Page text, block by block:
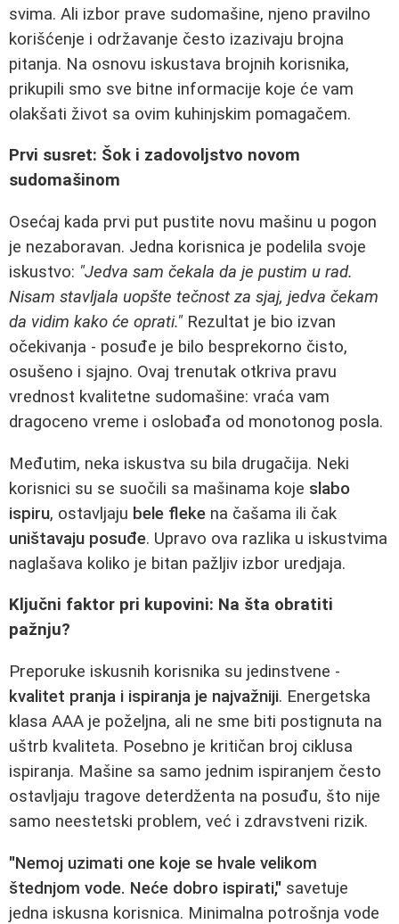
svima. Ali izbor prave sudomašine, njeno pravilno
korišćenje i održavanje često izazivaju brojna
pitanja. Na osnovu iskustava brojnih korisnika,
prikupili smo sve bitne informacije koje će vam
olakšati život sa ovim kuhinjskim pomagačem.
Prvi susret: Šok i zadovoljstvo novom
sudomašinom
Osećaj kada prvi put pustite novu mašinu u pogon
je nezaboravan. Jedna korisnica je podelila svoje
iskustvo: "Jedva sam čekala da je pustim u rad.
Nisam stavljala uopšte tečnost za sjaj, jedva čekam
da vidim kako će oprati." Rezultat je bio izvan
očekivanja - posuđe je bilo besprekorno čisto,
osušeno i sjajno. Ovaj trenutak otkriva pravu
vrednost kvalitetne sudomašine: vraća vam
dragoceno vreme i oslobađa od monotonog posla.
Međutim, neka iskustva su bila drugačija. Neki
korisnici su se suočili sa mašinama koje slabo
ispiru, ostavljaju bele fleke na čašama ili čak
uništavaju posuđe. Upravo ova razlika u iskustvima
naglašava koliko je bitan pažljiv izbor uredjaja.
Ključni faktor pri kupovini: Na šta obratiti
pažnju?
Preporuke iskusnih korisnika su jedinstvene -
kvalitet pranja i ispiranja je najvažniji. Energetska
klasa AAA je poželjna, ali ne sme biti postignuta na
uštrb kvaliteta. Posebno je kritičan broj ciklusa
ispiranja. Mašine sa samo jednim ispiranjem često
ostavljaju tragove deterdženta na posuđu, što nije
samo neestetski problem, već i zdravstveni rizik.
"Nemoj uzimati one koje se hvale velikom
štednjom vode. Neće dobro ispirati," savetuje
jedna iskusna korisnica. Minimalna potrošnja vode